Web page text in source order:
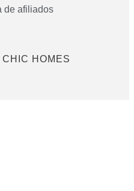
de afiliados
HOMES